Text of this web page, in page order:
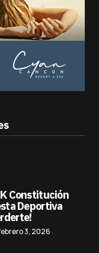
Constitución
Deportiva
3, 2026